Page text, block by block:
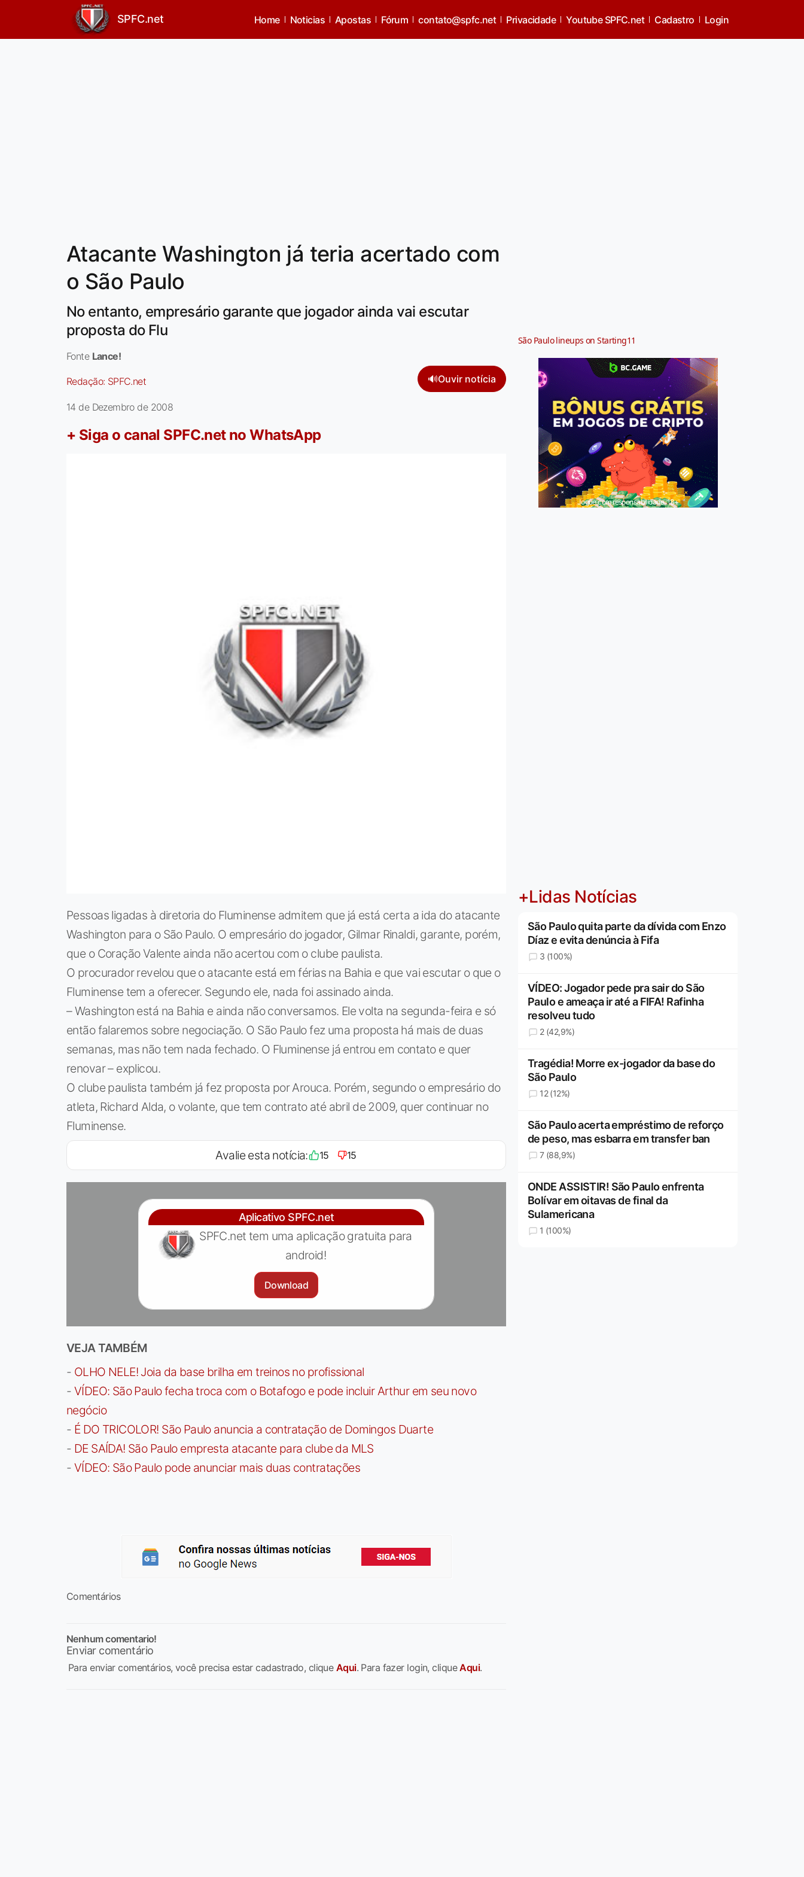
SPFC.net Home Noticias Apostas Fórum contato@spfc.net Privacidade Youtube SPFC.net Cadastro Login
Atacante Washington já teria acertado com
o São Paulo
No entanto, empresário garante que jogador ainda vai escutar
proposta do Flu
Fonte Lance!
Redação: SPFC.net 🔊Ouvir notícia
14 de Dezembro de 2008
+ Siga o canal SPFC.net no WhatsApp
Pessoas ligadas à diretoria do Fluminense admitem que já está certa a ida do atacante
Washington para o São Paulo. O empresário do jogador, Gilmar Rinaldi, garante, porém,
que o Coração Valente ainda não acertou com o clube paulista.
O procurador revelou que o atacante está em férias na Bahia e que vai escutar o que o
Fluminense tem a oferecer. Segundo ele, nada foi assinado ainda.
– Washington está na Bahia e ainda não conversamos. Ele volta na segunda-feira e só
então falaremos sobre negociação. O São Paulo fez uma proposta há mais de duas
semanas, mas não tem nada fechado. O Fluminense já entrou em contato e quer
renovar – explicou.
O clube paulista também já fez proposta por Arouca. Porém, segundo o empresário do
atleta, Richard Alda, o volante, que tem contrato até abril de 2009, quer continuar no
Fluminense.
Avalie esta notícia: 15 15
Aplicativo SPFC.net
SPFC.net tem uma aplicação gratuita para
android!
Download
VEJA TAMBÉM
- OLHO NELE! Joia da base brilha em treinos no profissional
- VÍDEO: São Paulo fecha troca com o Botafogo e pode incluir Arthur em seu novo
negócio
- É DO TRICOLOR! São Paulo anuncia a contratação de Domingos Duarte
- DE SAÍDA! São Paulo empresta atacante para clube da MLS
- VÍDEO: São Paulo pode anunciar mais duas contratações
Comentários
Nenhum comentario!
Enviar comentário
Para enviar comentários, você precisa estar cadastrado, clique Aqui. Para fazer login, cliqueAqui.
São Paulo lineups on Starting11
Jogue com responsabilidade. 18+
+Lidas Notícias
São Paulo quita parte da dívida com Enzo
Díaz e evita denúncia à Fifa
3 (100%)
VÍDEO: Jogador pede pra sair do São
Paulo e ameaça ir até a FIFA! Rafinha
resolveu tudo
2 (42,9%)
Tragédia! Morre ex-jogador da base do
São Paulo
12 (12%)
São Paulo acerta empréstimo de reforço
de peso, mas esbarra em transfer ban
7 (88,9%)
ONDE ASSISTIR! São Paulo enfrenta
Bolívar em oitavas de final da
Sulamericana
1 (100%)